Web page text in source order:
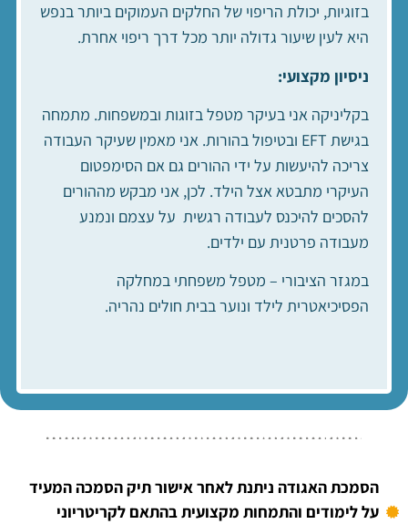
בזוגיות, יכולת הריפוי של החלקים העמוקים ביותר בנפש
היא לעין שיעור גדולה יותר מכל דרך ריפוי אחרת.
ניסיון מקצועי:
בקליניקה אני בעיקר מטפל בזוגות ובמשפחות. מתמחה
בגישת EFT ובטיפול בהורות. אני מאמין שעיקר העבודה
צריכה להיעשות על ידי ההורים גם אם הסימפטום
העיקרי מתבטא אצל הילד. לכן, אני מבקש מההורים
להסכים להיכנס לעבודה רגשית על עצמם ונמנע
מעבודה פרטנית עם ילדים.
במגזר הציבורי – מטפל משפחתי במחלקה
הפסיכיאטרית לילד ונוער בבית חולים נהריה.
הסמכת האגודה ניתנת לאחר אישור תיק הסמכה המעיד
על לימודים והתמחות מקצועית בהתאם לקריטריוני